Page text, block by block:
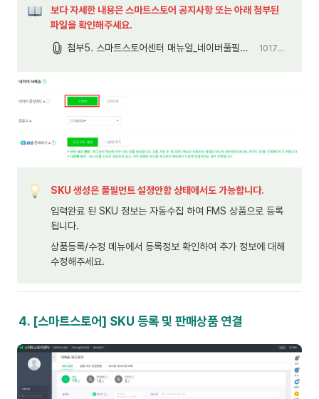
보다 자세한 내용은 스마트스토어 공지사항 또는 아래 첨부된
파일을 확인해주세요.
첨부5. 스마트스토어센터 매뉴얼_네이버풀필먼트(250624~).pdf
10176.9KB
SKU 생성은 풀필먼트 설정안함 상태에서도 가능합니다.
입력완료 된 SKU 정보는 자동수집 하여 FMS 상품으로 등록
됩니다.
상품등록/수정 메뉴에서 등록정보 확인하여 추가 정보에 대해
수정해주세요.
4. [스마트스토어] SKU 등록 및 판매상품 연결